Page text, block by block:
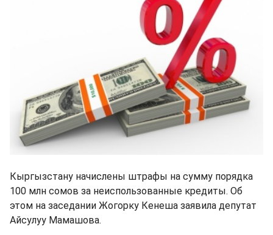
Кыргызстану начислены штрафы на сумму порядка
100 млн сомов за неиспользованные кредиты. Об
этом на заседании Жогорку Кенеша заявила депутат
Айсулуу Мамашова.